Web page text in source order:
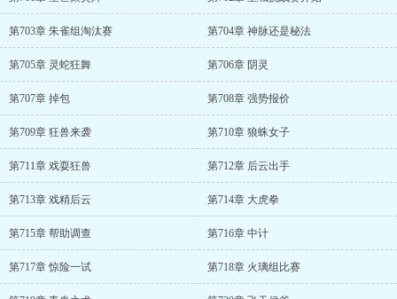
第703章 朱雀组淘汰赛 第704章 神脉还是秘法
第705章 灵蛇狂舞 第706章 阴灵
第707章 掉包 第708章 强势报价
第709章 狂兽来袭 第710章 狼蛛女子
第711章 戏耍狂兽 第712章 后云出手
第713章 戏精后云 第714章 大虎拳
第715章 帮助调查 第716章 中计
第717章 惊险一试 第718章 火璃组比赛